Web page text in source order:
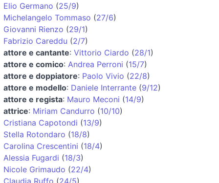
Elio Germano (25/9)
Michelangelo Tommaso (27/6)
Giovanni Rienzo (29/1)
Fabrizio Careddu (2/7)
attore e cantante: Vittorio Ciardo (28/1)
attore e comico: Andrea Perroni (15/7)
attore e doppiatore: Paolo Vivio (22/8)
attore e modello: Daniele Interrante (9/12)
attore e regista: Mauro Meconi (14/9)
attrice: Miriam Candurro (10/10)
Cristiana Capotondi (13/9)
Stella Rotondaro (18/8)
Carolina Crescentini (18/4)
Alessia Fugardi (18/3)
Nicole Grimaudo (22/4)
Claudia Ruffo (24/5)